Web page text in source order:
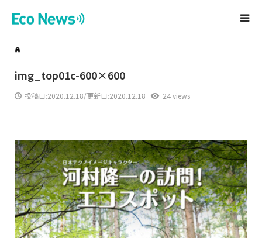
img_top01c-600×600
投稿日:2020.12.18/更新日:2020.12.18 24 views